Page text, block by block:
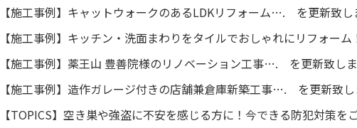
【施工事例】キャットウォークのあるLDKリフォーム…. を更新致し
【施工事例】キッチン・洗面まわりをタイルでおしゃれにリフォー
【施工事例】薬王山 豊善院様のリノベーション工事…. を更新致しま
【施工事例】造作ガレージ付きの店舗兼倉庫新築工事…. を更新致し
【TOPICS】空き巣や強盗に不安を感じる方に！今できる防犯対策